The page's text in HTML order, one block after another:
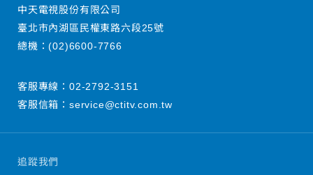
追蹤我們
中天電視股份有限公司
臺北市內湖區民權東路六段25號
總機：(02)6600-7766
客服專線： 02-2792-3151
客服信箱： service@ctitv.com.tw